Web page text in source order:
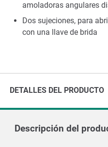
amoladoras angulares
Dos sujeciones, para
con una llave de brida
DETALLES DEL PRODUCTO
Descripción del